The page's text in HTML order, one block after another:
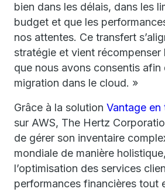
bien dans les délais, dans les
budget et que les
nos attentes. Ce transfert
stratégie et vient récompenser
que nous avons consentis afin
migration dans le cloud. »
Grâce à la solution Vantage
sur AWS, The Hertz
de gérer son inventaire
mondiale de manière
l’optimisation des services
performances financières tout